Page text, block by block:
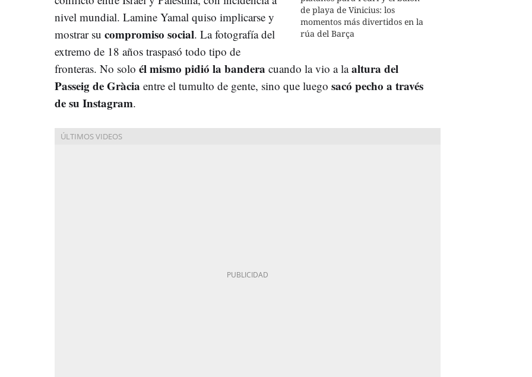
de playa de Vinicius: los
momentos más divertidos en la
rúa del Barça
nivel mundial. Lamine Yamal quiso implicarse y
mostrar su compromiso social. La fotografía del
extremo de 18 años traspasó todo tipo de
fronteras. No solo él mismo pidió la bandera cuando la vio a laaltura del
Passeig de Gràcia entre el tumulto de gente, sino que luego sacó pecho a través
de su Instagram.